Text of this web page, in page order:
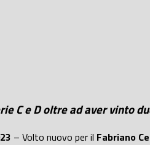
C e D oltre ad aver vinto
– Volto nuovo per il Fabriano